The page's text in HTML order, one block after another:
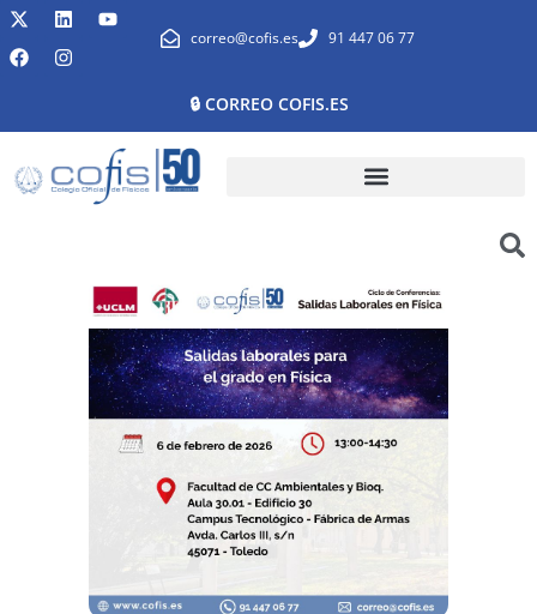
correo@cofis.es 91 447 06 77
🔒 CORREO COFIS.ES